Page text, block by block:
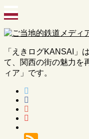
「えきログKANSAI」
て、関西の街の魅力を
ィア」です。